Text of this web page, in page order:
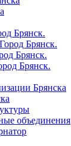
Брянск.
Брянск.
Брянск.
Брянск.
Брянска
объединения